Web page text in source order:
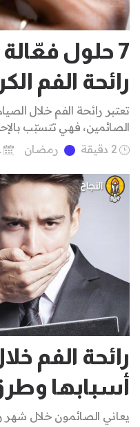
7 حلول
رائحة الفم
تعتبر رائحة الفم خلال
الصائمين، فهي تتسبّب
2 دقيقة
رمضان 11 يونيو 2018
رائحة الفم
أسبابها
يعاني الصائمون خلال